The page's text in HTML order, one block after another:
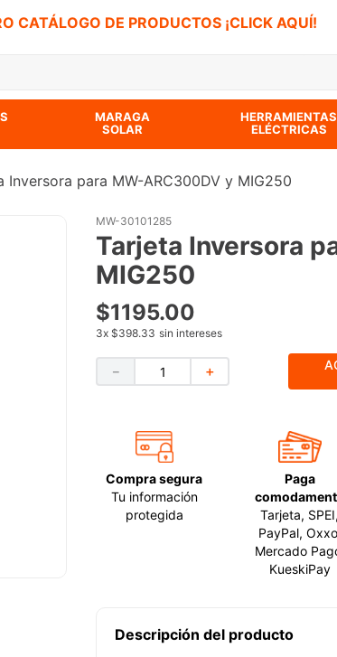
CATÁLOGO DE PRODUCTOS ¡CLICK AQUÍ!
MARAGA
SOLAR
HERRAMIENTAS
ELÉCTRICAS
Inversora para MW-ARC300DV y MIG250
MW-30101285
Tarjeta Inversora
MIG250
$1195.00
3x $398.33 sin intereses
＋
－
Compra segura
Tu información
protegida
Paga
Tarjeta, SPEI,
PayPal,
Mercado
KueskiPay
Descripción del producto